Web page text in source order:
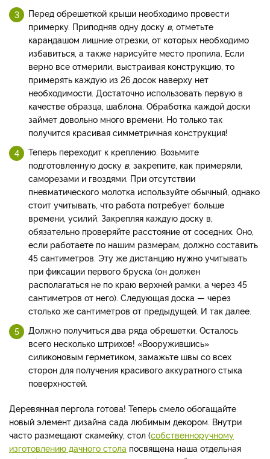
Перед обрешеткой крыши необходимо провести
примерку. Приподняв одну доску в, отметьте
карандашом лишние отрезки, от которых необходимо
избавиться, а также нарисуйте место пропила. Если
верно все отмерили, выстраивая конструкцию, то
примерять каждую из 26 досок наверху нет
необходимости. Достаточно использовать первую в
качестве образца, шаблона. Обработка каждой доски
займет довольно много времени. Но только так
получится красивая симметричная конструкция!
Теперь переходит к креплению. Возьмите
подготовленную доску в, закрепите, как примеряли,
саморезами и гвоздями. При отсутствии
пневматического молотка используйте обычный, однако
стоит учитывать, что работа потребует больше
времени, усилий. Закрепляя каждую доску в,
обязательно проверяйте расстояние от соседних. Оно,
если работаете по нашим размерам, должно составить
45 сантиметров. Эту же дистанцию нужно учитывать
при фиксации первого бруска (он должен
располагаться не по краю верхней рамки, а через 45
сантиметров от него). Следующая доска — через
столько же сантиметров от предыдущей. И так далее.
Должно получиться два ряда обрешетки. Осталось
всего несколько штрихов! «Вооружившись»
силиконовым герметиком, замажьте швы со всех
сторон для получения красивого аккуратного стыка
поверхностей.
Деревянная пергола готова! Теперь смело обогащайте
новый элемент дизайна сада любимым декором. Внутри
часто размещают скамейку, стол (собственноручному
изготовлению дачного стола посвящена наша отдельная